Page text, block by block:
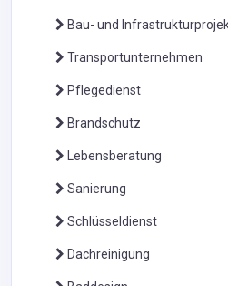
Bau- und
Transportunternehmen
Pflegedienst
Brandschutz
Lebensberatung
Sanierung
Schlüsseldienst
Dachreinigung